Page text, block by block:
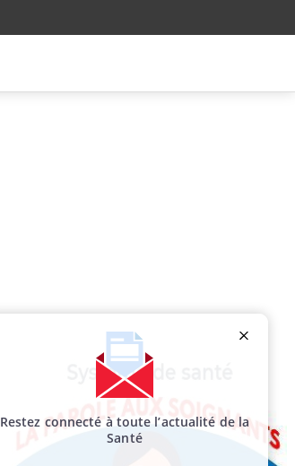
Restez connecté à toute l’actualité de la
Santé